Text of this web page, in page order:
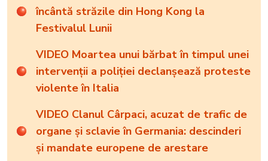
încântă străzile din Hong Kong la
Festivalul Lunii
VIDEO Moartea unui bărbat în timpul unei
intervenții a poliției declanșează proteste
violente în Italia
VIDEO Clanul Cârpaci, acuzat de trafic de
organe și sclavie în Germania: descinderi
și mandate europene de arestare